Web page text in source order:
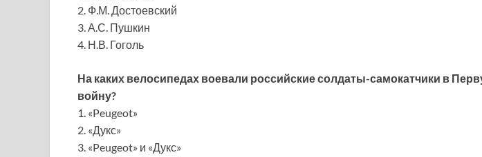
2. Ф.М. Достоевский
3. А.С. Пушкин
4. Н.В. Гоголь
На каких велосипедах воевали российские солдаты-самокатчики в
войну?
1. «Peugeot»
2. «Дукс»
3. «Peugeot» и «Дукс»